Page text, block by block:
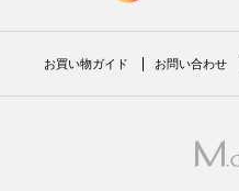
お買い物ガイド お問い合わせ